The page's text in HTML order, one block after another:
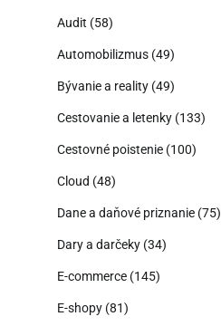
Audit (58)
Automobilizmus (49)
Bývanie a reality (49)
Cestovanie a letenky (133)
Cestovné poistenie (100)
Cloud (48)
Dane a daňové priznanie (75)
Dary a darčeky (34)
E-commerce (145)
E-shopy (81)